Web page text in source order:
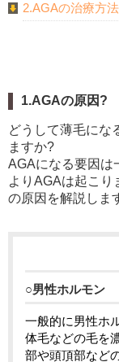
2.AGAの治療方法
1.AGAの原因?
どうして薄毛にな
ますか?
AGAになる要因は
よりAGAは起こり
の原因を解説しま
○男性ホルモン
一般的に男性ホ
体毛などの毛を
部や頭頂部など